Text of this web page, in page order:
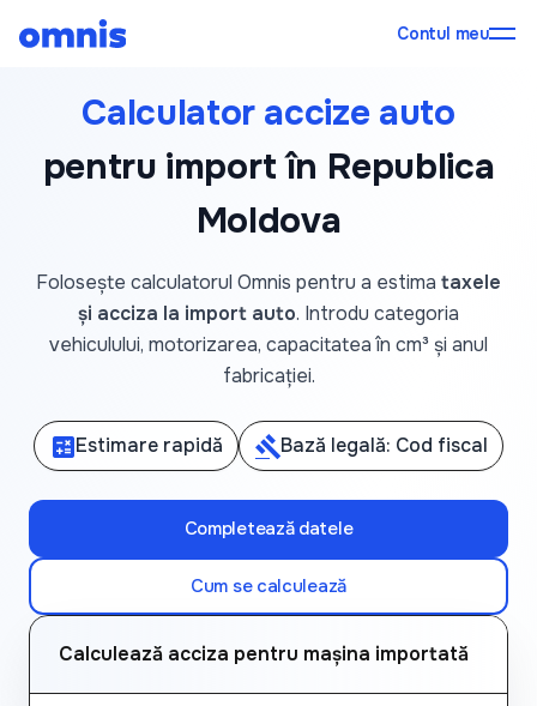
Contul meu
Calculator accize auto
pentru import în Republica
Moldova
Folosește calculatorul Omnis pentru a estima taxele
și acciza la import auto. Introdu categoria
vehiculului, motorizarea, capacitatea în cm³ și anul
fabricației.
calculateEstimare rapidă gavelBază legală: Cod fiscal
Completează datele
Cum se calculează
Calculează acciza pentru mașina importată